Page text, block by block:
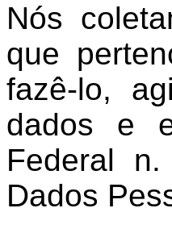
Nós
que
fazê-lo,
dados e
Federal
Dados